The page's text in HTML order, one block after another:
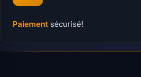
Paiement sécurisé!